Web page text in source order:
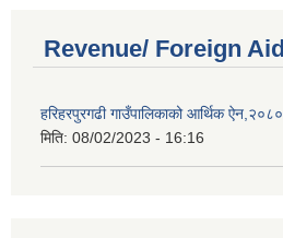
Revenue/ Foreign Aid
हरिहरपुरगढी गाउँपालिकाको आर्थिक ऐन,२०८०
मिति: 08/02/2023 - 16:16